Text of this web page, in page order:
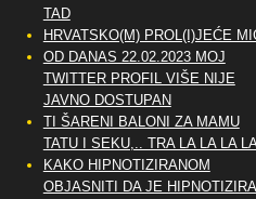
TAD
HRVATSKO(M) PROL(I)JEĆE
OD DANAS 22.02.2023 MOJ
TWITTER PROFIL VIŠE NIJE
JAVNO DOSTUPAN
TI ŠARENI BALONI ZA MAMU
TATU I SEKU,.. TRA LA LA LA
KAKO HIPNOTIZIRANOM
OBJASNITI DA JE